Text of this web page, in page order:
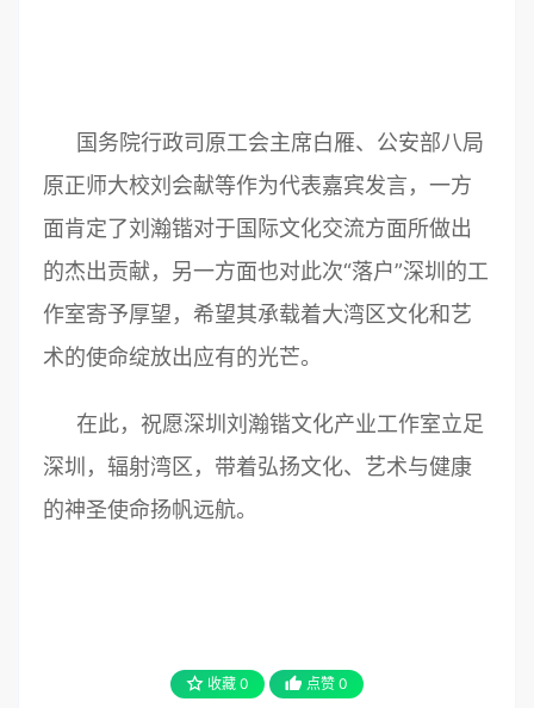
国务院行政司原工会主席白雁、公安部八局
原正师大校刘会献等作为代表嘉宾发言，一方
面肯定了刘瀚锴对于国际文化交流方面所做出
的杰出贡献，另一方面也对此次“落户”深圳的工
作室寄予厚望，希望其承载着大湾区文化和艺
术的使命绽放出应有的光芒。
在此，祝愿深圳刘瀚锴文化产业工作室立足
深圳，辐射湾区，带着弘扬文化、艺术与健康
的神圣使命扬帆远航。
收藏 0 点赞 0